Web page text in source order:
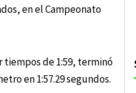
en el Campeonato
tiempos de 1:59, terminó
en 1:57.29 segundos.